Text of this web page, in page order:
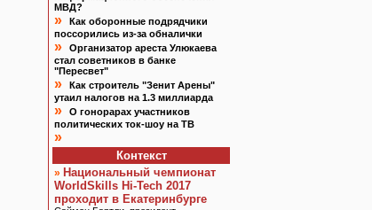
МВД?
»
Как оборонные подрядчики
поссорились из-за обналички
»
Организатор ареста Улюкаева
стал советников в банке
"Пересвет"
»
Как строитель "Зенит Арены"
утаил налогов на 1.3 миллиарда
»
О гонорарах участников
политических ток-шоу на ТВ
»
Контекст
» Национальный чемпионат
WorldSkills Hi-Tech 2017
проходит в Екатеринбурге